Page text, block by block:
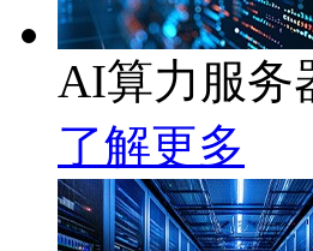
AI算力服务
了解更多